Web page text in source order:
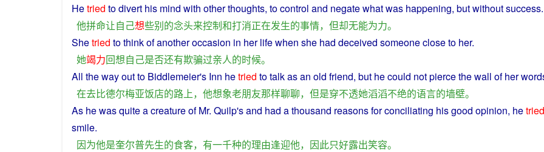
Hetried todivert his mind with otherthoughts, tocontrol and negatewhatwas happening, butwithoutsuccess.
他拼命让自己想些别的念头来控制和打消正在发生的事情， 但却无能为力。
Shetried tothinkof anotheroccasion in herlifewhen she had deceived someone close to her.
她竭力回想自己是否还有欺骗过亲人的时候。
All thewayoutto Biddlemeier's Inn hetried totalkas an old friend, but he could notpiercethewall ofher
在去比德尔梅亚饭店的路上， 他想象老朋友那样聊聊， 但是穿不透她滔滔不绝的语言的墙壁。
As hewasquite a creatureofMr. Quilp's and had athousand reasonsforconciliating hisgood opinion, hetried
smile.
因为他是奎尔普先生的食客， 有一千种的理由逢迎他， 因此只好露出笑容。